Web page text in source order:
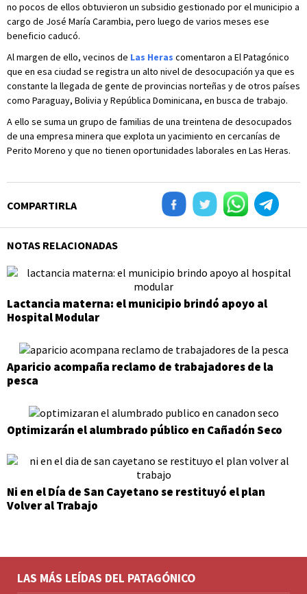
no pocos de ellos obtuvieron un subsidio gestionado por el municipio a
cargo de José María Carambia, pero luego de varios meses ese
beneficio caducó.
Al margen de ello, vecinos de Las Heras comentaron a El Patagónico
que en esa ciudad se registra un alto nivel de desocupación ya que es
constante la llegada de gente de provincias norteñas y de otros países
como Paraguay, Bolivia y República Dominicana, en busca de trabajo.
A ello se suma un grupo de familias de una treintena de desocupados
de una empresa minera que explota un yacimiento en cercanías de
Perito Moreno y que no tienen oportunidades laborales en Las Heras.
COMPARTIRLA
NOTAS RELACIONADAS
Lactancia materna: el municipio brindó apoyo al
Hospital Modular
Aparicio acompaña reclamo de trabajadores de la
pesca
Optimizarán el alumbrado público en Cañadón Seco
Ni en el Día de San Cayetano se restituyó el plan
Volver al Trabajo
LAS MÁS LEÍDAS DEL PATAGÓNICO